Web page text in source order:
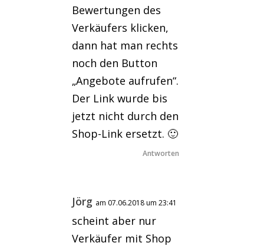
Bewertungen des
Verkäufers klicken,
dann hat man rechts
noch den Button
„Angebote aufrufen“.
Der Link wurde bis
jetzt nicht durch den
Shop-Link ersetzt. 🙂
Antworten
Jörg am 07.06.2018 um 23:41
scheint aber nur
Verkäufer mit Shop